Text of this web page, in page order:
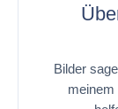
Bilder
meinem